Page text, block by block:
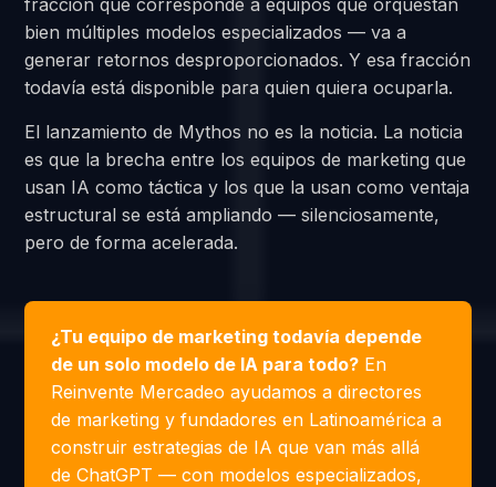
fracción que corresponde a equipos que orquestan
bien múltiples modelos especializados — va a
generar retornos desproporcionados. Y esa fracción
todavía está disponible para quien quiera ocuparla.
El lanzamiento de Mythos no es la noticia. La noticia
es que la brecha entre los equipos de marketing que
usan IA como táctica y los que la usan como ventaja
estructural se está ampliando — silenciosamente,
pero de forma acelerada.
¿Tu equipo de marketing todavía depende
de un solo modelo de IA para todo? En
Reinvente Mercadeo ayudamos a directores
de marketing y fundadores en Latinoamérica a
construir estrategias de IA que van más allá
de ChatGPT — con modelos especializados,